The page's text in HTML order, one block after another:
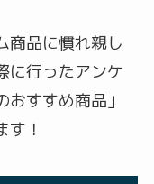
商品に慣れ親し
に行ったアンケ
すすめ商品」
！